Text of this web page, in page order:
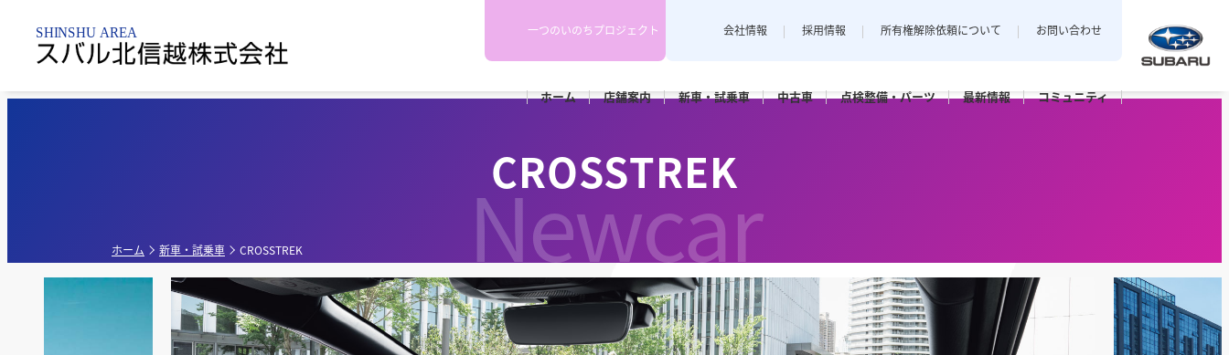
一つのいのちプロジェクト 会社情報 採用情報 所有権解除依頼について お問い合わせ
ホーム 店舗案内
長野稲田店
中古車販売店
整備・部品
カースポット長野
カースポット上田(上田店併設)
長野テクニカルセンター
部品センター(上田店併設)
G-PARK松本
新車・試乗車 中古車 点検整備・パーツ
車検 メンテナンス
最新情報 コミュニティ
各店舗のスタッフがカーライフや
耳寄り情報を配信しています。
Newcar
CROSSTREK
ホーム 新車・試乗車 CROSSTREK